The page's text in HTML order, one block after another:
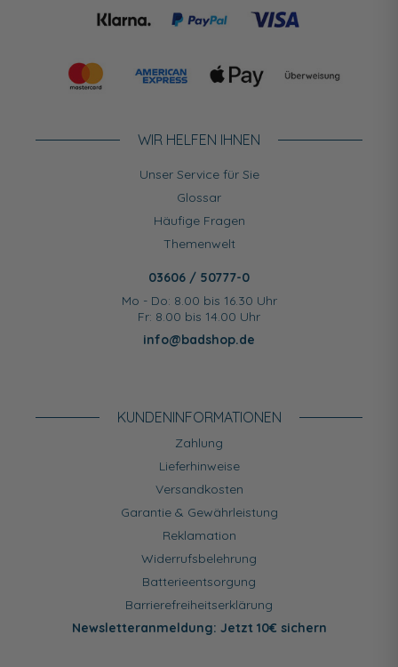
WIR HELFEN IHNEN
Unser Service für Sie
Glossar
Häufige Fragen
Themenwelt
03606 / 50777-0
Mo - Do: 8.00 bis 16.30 Uhr
Fr: 8.00 bis 14.00 Uhr
info@badshop.de
KUNDEN­INFORMATIONEN
Zahlung
Lieferhinweise
Versandkosten
Garantie & Gewährleistung
Reklamation
Widerrufsbelehrung
Batterieentsorgung
Barrierefreiheitserklärung
Newsletteranmeldung: Jetzt 10€ sichern